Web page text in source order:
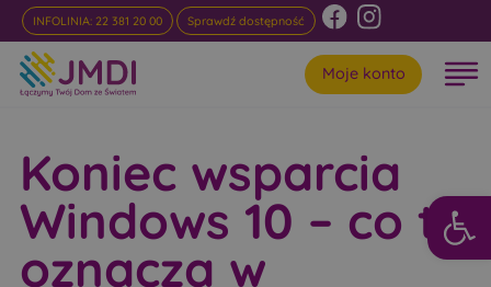
INFOLINIA: 22 381 20 00 Sprawdź dostępność
Moje konto
Koniec wsparcia
Windows 10 – co to
oznacza w